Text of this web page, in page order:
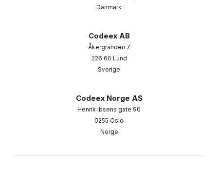
Danmark
Codeex AB
Åkergränden 7
226 60 Lund
Sverige
Codeex Norge AS
Henrik Ibsens gate 90
0255 Oslo
Norge